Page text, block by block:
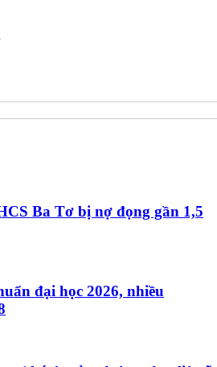
Ba Tơ bị nợ đọng gần 1,5
đại học 2026, nhiều